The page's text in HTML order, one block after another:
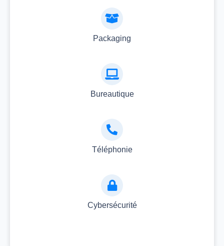
Packaging
Bureautique
Téléphonie
Cybersécurité